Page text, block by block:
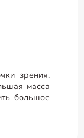
зрения,
масса
большое